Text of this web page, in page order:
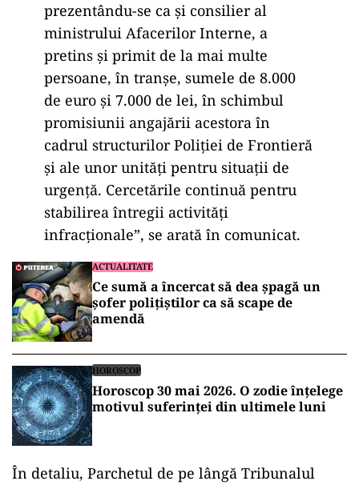
prezentându-se ca şi consilier al
ministrului Afacerilor Interne, a
pretins şi primit de la mai multe
persoane, în tranşe, sumele de 8.000
de euro şi 7.000 de lei, în schimbul
promisiunii angajării acestora în
cadrul structurilor Poliţiei de Frontieră
şi ale unor unităţi pentru situaţii de
urgenţă. Cercetările continuă pentru
stabilirea întregii activităţi
infracţionale”, se arată în comunicat.
ACTUALITATE
Ce sumă a încercat să dea șpagă un
șofer polițiștilor ca să scape de
amendă
HOROSCOP
Horoscop 30 mai 2026. O zodie înțelege
motivul suferinței din ultimele luni
În detaliu, Parchetul de pe lângă Tribunalul